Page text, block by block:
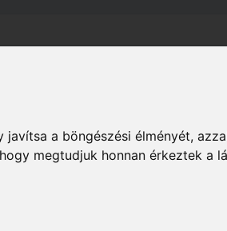
a böngészési élményét,
megtudjuk honnan érkeztek a
Zárbetétek